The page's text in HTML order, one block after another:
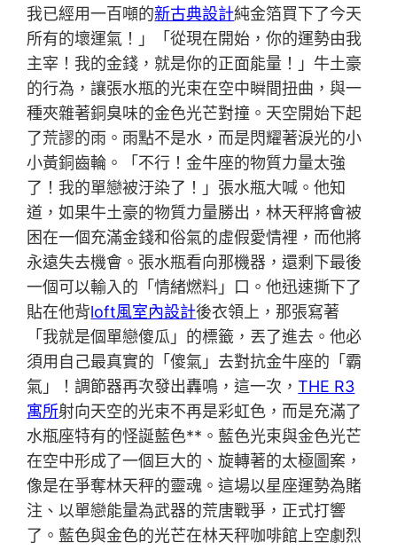
我已經用一百噸的新古典設計純金箔買下了今天
所有的壞運氣！」「從現在開始，你的運勢由我
主宰！我的金錢，就是你的正面能量！」牛土豪
的行為，讓張水瓶的光束在空中瞬間扭曲，與一
種夾雜著銅臭味的金色光芒對撞。天空開始下起
了荒謬的雨。雨點不是水，而是閃耀著淚光的小
小黃銅齒輪。「不行！金牛座的物質力量太強
了！我的單戀被汙染了！」張水瓶大喊。他知
道，如果牛土豪的物質力量勝出，林天秤將會被
困在一個充滿金錢和俗氣的虛假愛情裡，而他將
永遠失去機會。張水瓶看向那機器，還剩下最後
一個可以輸入的「情緒燃料」口。他迅速撕下了
貼在他背loft風室內設計後衣領上，那張寫著
「我就是個單戀傻瓜」的標籤，丟了進去。他必
須用自己最真實的「傻氣」去對抗金牛座的「霸
氣」！調節器再次發出轟鳴，這一次，THE R3
寓所射向天空的光束不再是彩虹色，而是充滿了
水瓶座特有的怪誕藍色**。藍色光束與金色光芒
在空中形成了一個巨大的、旋轉著的太極圖案，
像是在爭奪林天秤的靈魂。這場以星座運勢為賭
注、以單戀能量為武器的荒唐戰爭，正式打響
了。藍色與金色的光芒在林天秤咖啡館上空劇烈